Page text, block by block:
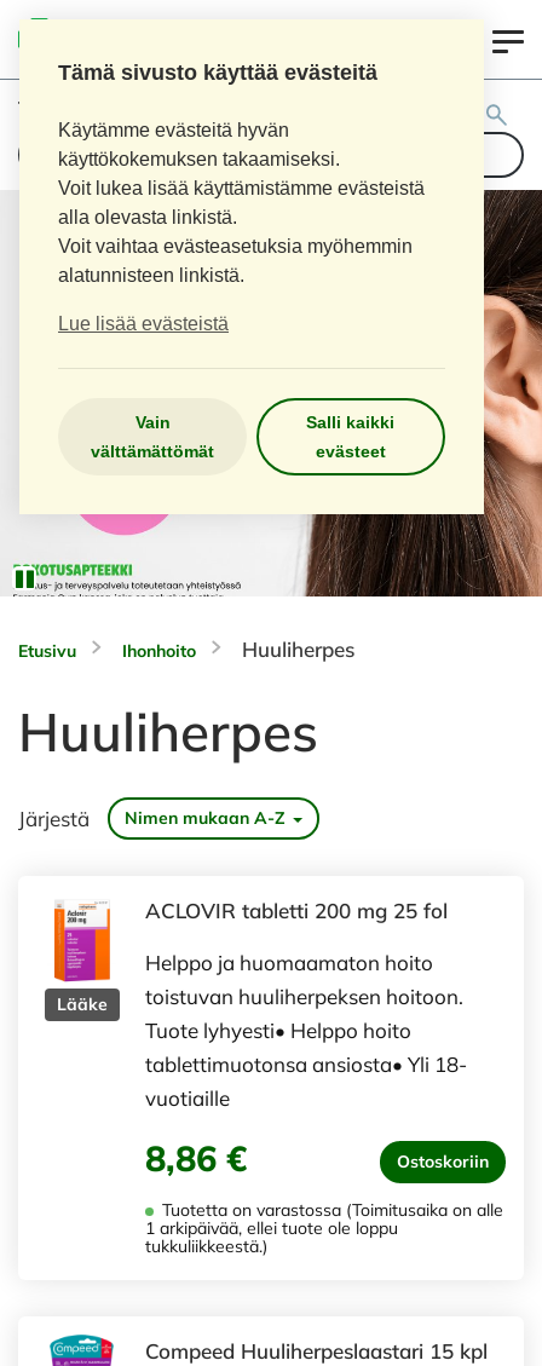
Tämä sivusto käyttää evästeitä
Käytämme evästeitä hyvän
käyttökokemuksen takaamiseksi.
Voit lukea lisää käyttämistämme evästeistä
alla olevasta linkistä.
Voit vaihtaa evästeasetuksia myöhemmin
alatunnisteen linkistä.
Lue lisää evästeistä
Vain
välttämättömät
Salli kaikki
evästeet
Tuotehaku:
Etusivu Ihonhoito Huuliherpes
Huuliherpes
Järjestä Nimen mukaan A-Z
Lääke
ACLOVIR tabletti 200 mg 25 fol
Helppo ja huomaamaton hoito
toistuvan huuliherpeksen hoitoon.
Tuote lyhyesti• Helppo hoito
tablettimuotonsa ansiosta• Yli 18-
vuotiaille
8,86 € Ostoskoriin
Tuotetta on varastossa (Toimitusaika on alle
1 arkipäivää, ellei tuote ole loppu
tukkuliikkeestä.)
Compeed Huuliherpeslaastari 15 kpl